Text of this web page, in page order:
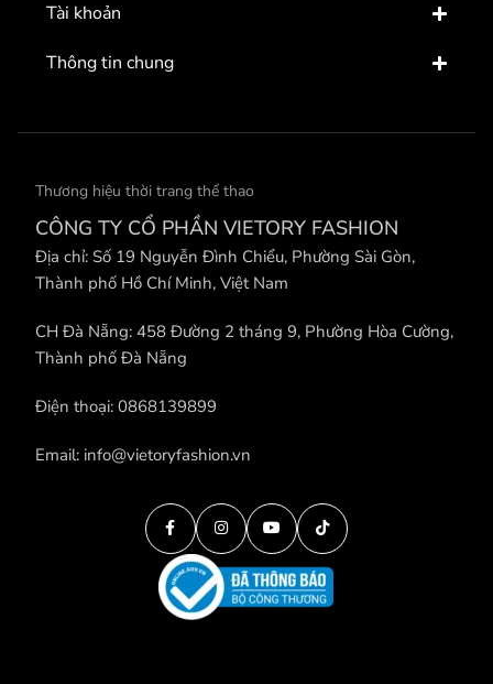
Tài khoản
Thông tin chung
Thương hiệu thời trang thể thao
CÔNG TY CỔ PHẦN VIETORY FASHION
Địa chỉ: Số 19 Nguyễn Đình Chiểu, Phường Sài Gòn,
Thành phố Hồ Chí Minh, Việt Nam
CH Đà Nẵng: 458 Đường 2 tháng 9, Phường Hòa Cường,
Thành phố Đà Nẵng
Điện thoại: 0868139899
Email: info@vietoryfashion.vn